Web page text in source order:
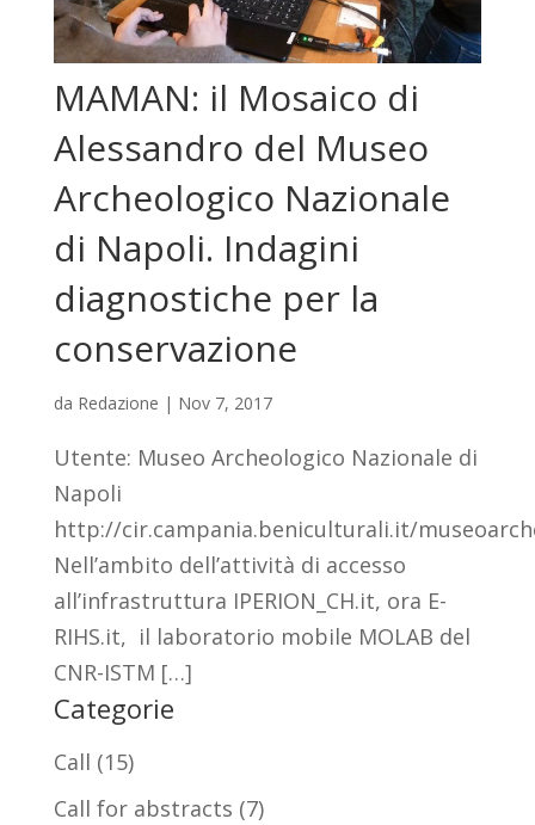
MAMAN: il Mosaico di
Alessandro del Museo
Archeologico Nazionale
di Napoli. Indagini
diagnostiche per la
conservazione
da Redazione | Nov 7, 2017
Utente: Museo Archeologico Nazionale di
Napoli
http://cir.campania.beniculturali.it/
Nell’ambito dell’attività di accesso
all’infrastruttura IPERION_CH.it, ora E-
RIHS.it, il laboratorio mobile MOLAB del
CNR-ISTM […]
Categorie
Call (15)
Call for abstracts (7)